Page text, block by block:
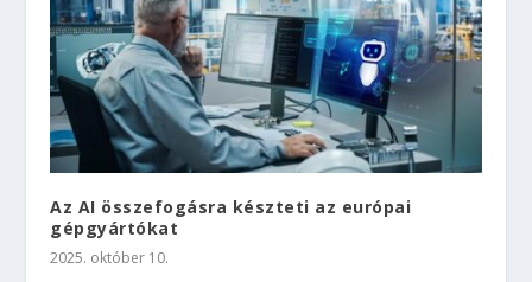
Az AI összefogásra készteti az európai
gépgyártókat
2025. október 10.